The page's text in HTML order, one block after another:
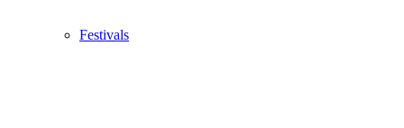
Festivals